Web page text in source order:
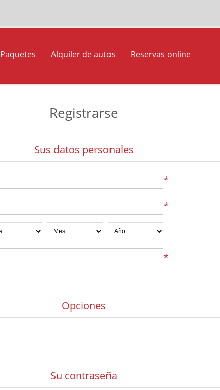
Paquetes Alquiler de autos Reservas online
Registrarse
Sus datos personales
*
*
*
Opciones
Su contraseña